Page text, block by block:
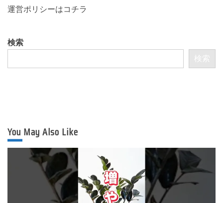
運営ポリシーはコチラ
検索
検索
You May Also Like